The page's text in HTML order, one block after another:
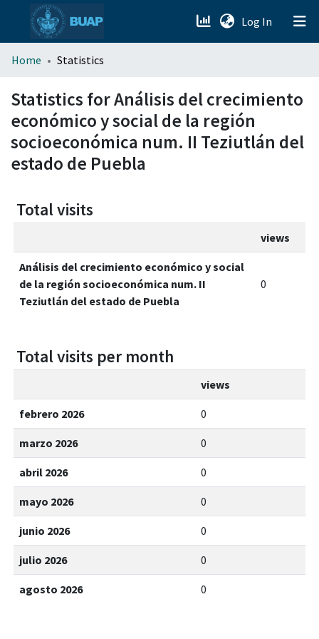
Log In (current)
menu.section.about_menu
All of DSpace
Home Statistics
Statistics for Análisis del crecimiento
económico y social de la región
socioeconómica num. II Teziutlán del
estado de Puebla
Total visits
views
Análisis del crecimiento económico y social
de la región socioeconómica num. II
Teziutlán del estado de Puebla
0
Total visits per month
views
febrero 2026 0
marzo 2026 0
abril 2026 0
mayo 2026 0
junio 2026 0
julio 2026 0
agosto 2026 0